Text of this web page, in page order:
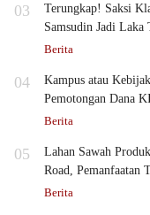
03
Terungkap! Saksi
Samsudin Jadi Laka
Berita
04
Kampus atau
Pemotongan Dana
Berita
05
Lahan Sawah
Road, Pemanfaatan
Berita